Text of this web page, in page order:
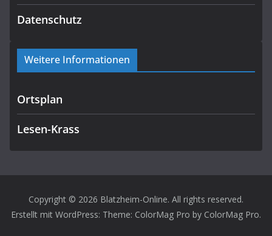
Datenschutz
Weitere Informationen
Ortsplan
Lesen-Krass
Copyright © 2026 Blatzheim-Online. All rights reserved.
Erstellt mit WordPress: Theme: ColorMag Pro by ColorMag Pro.